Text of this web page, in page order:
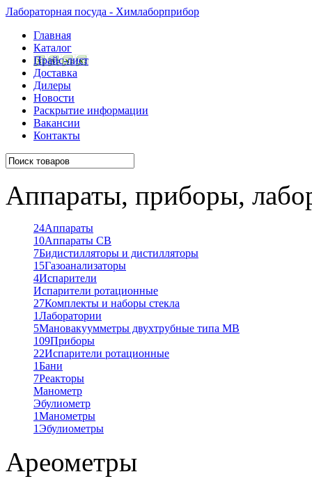
Лабораторная посуда - Химлаборприбор
Главная
Каталог
Прайс-лист
Доставка
Дилеры
Новости
Раскрытие информации
Вакансии
Контакты
Аппараты, приборы,
24Аппараты
10Аппараты СВ
7Бидистилляторы и дистилляторы
15Газоанализаторы
4Испарители
Испарители ротационные
27Комплекты и наборы стекла
1Лаборатории
5Мановакуумметры двухтрубные типа МВ
109Приборы
22Испарители ротационные
1Бани
7Реакторы
Манометр
Эбулиометр
1Манометры
1Эбулиометры
Ареометры